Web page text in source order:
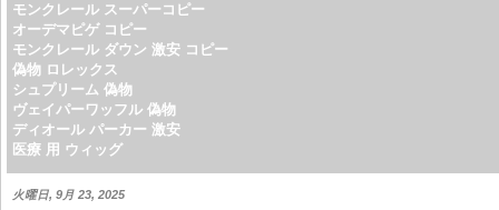
モンクレール スーパーコピー
オーデマピゲ コピー
モンクレール ダウン 激安 コピー
偽物 ロレックス
シュプリーム 偽物
ヴェイパーワッフル 偽物
ディオール パーカー 激安
医療 用 ウィッグ
火曜日, 9月 23, 2025